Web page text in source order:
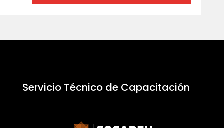
Servicio Técnico de Capacitación